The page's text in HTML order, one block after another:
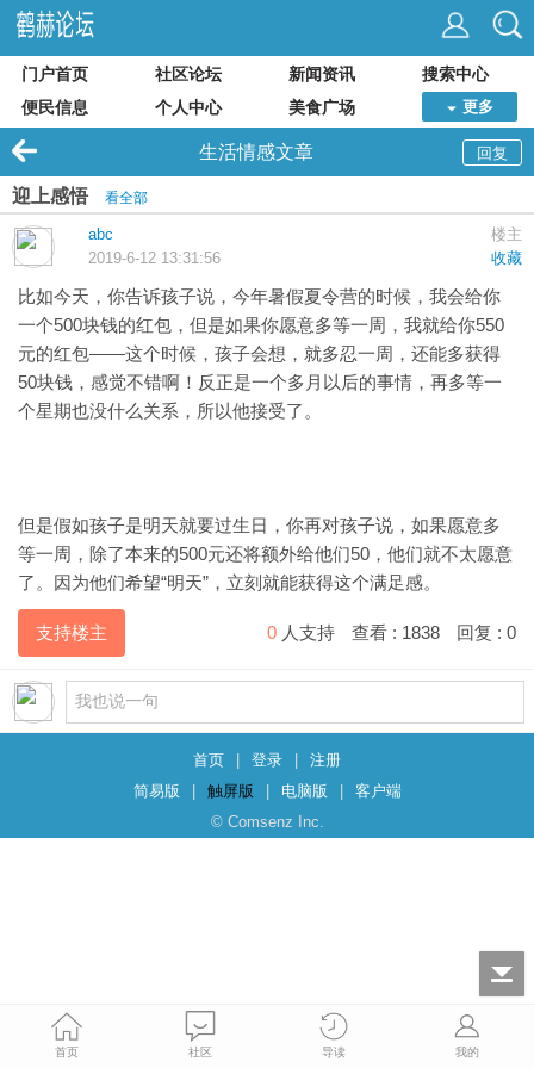
门户首页 社区论坛 新闻资讯
搜索中心
便民信息
个人中心 美食广场 更多
回复
生活情感文章
迎上感悟 看全部
楼主
abc
收藏
2019-6-12 13:31:56
比如今天，你告诉孩子说，今年暑假夏令营的时候，我会给你
一个500块钱的红包，但是如果你愿意多等一周，我就给你550
元的红包——这个时候，孩子会想，就多忍一周，还能多获得
50块钱，感觉不错啊！反正是一个多月以后的事情，再多等一
个星期也没什么关系，所以他接受了。
但是假如孩子是明天就要过生日，你再对孩子说，如果愿意多
等一周，除了本来的500元还将额外给他们50，他们就不太愿意
了。因为他们希望“明天”，立刻就能获得这个满足感。
支持楼主 0 人支持 查看 : 1838 回复 : 0
首页 登录
注册
简易版
触屏版 电脑版
客户端
© Comsenz Inc.
首页 社区 导读 我的